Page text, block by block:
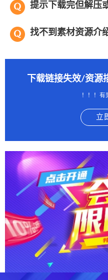
提示下载完但解压
找不到素材资源介
下载链接失效/资
！！！有
立